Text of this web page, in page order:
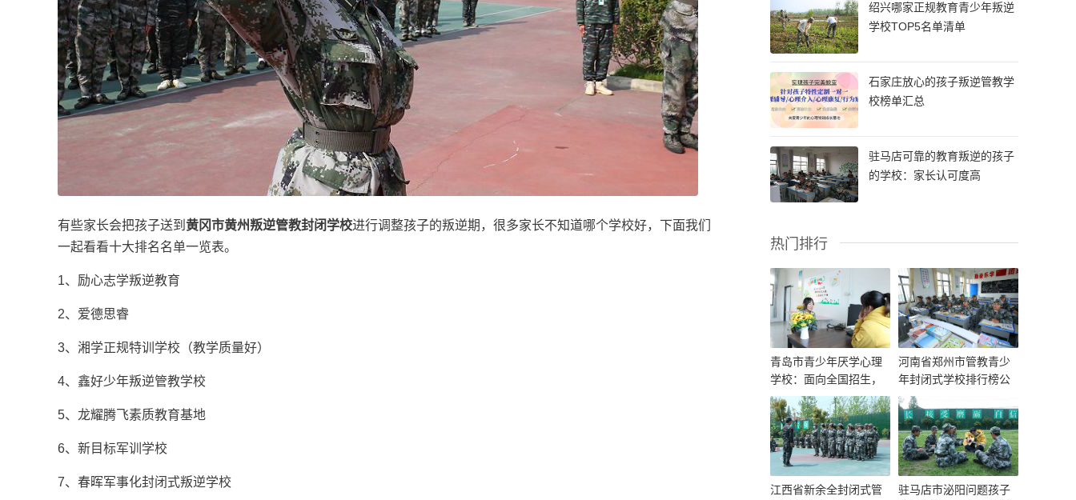
有些家长会把孩子送到 黄冈市黄州叛逆管教封闭学校进行调整孩子的叛逆期，很多家长不知道哪个学校好，下面我们
一起看看十大排名名单一览表。
1、励心志学叛逆教育
2、爱德思睿
3、湘学正规特训学校（教学质量好）
4、鑫好少年叛逆管教学校
5、龙耀腾飞素质教育基地
6、新目标军训学校
7、春晖军事化封闭式叛逆学校
绍兴哪家正规教育青少年叛逆
学校TOP5名单清单
石家庄放心的孩子叛逆管教学
校榜单汇总
驻马店可靠的教育叛逆的孩子
的学校：家长认可度高
热门排行
青岛市青少年厌学心理
学校：面向全国招生，
全年无休
河南省郑州市管教青少
年封闭式学校排行榜公
布一览
江西省新余全封闭式管
驻马店市泌阳问题孩子